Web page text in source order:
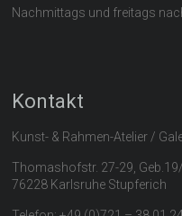
Nachmittags und freitags
Kontakt
Kunst- & Rahmen-Atelier /
Thomashofstr. 27-29,
76228 Karlsruhe Stupferich